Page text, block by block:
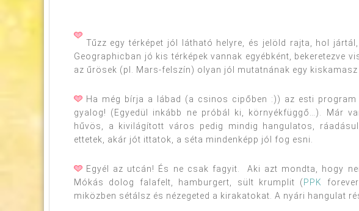
Tűzz egy térképet jól látható helyre, és jelöld rajta, hol
Geographicban jó kis térképek vannak egyébként, bekeretezve
az űrösek (pl. Mars-felszín) olyan jól mutatnának egy
Ha még bírja a lábad (a csinos cipőben :)) az esti program
gyalog! (Egyedül inkább ne próbál ki, környékfüggő…). Már
hűvös, a kivilágított város pedig mindig hangulatos,
ettetek, akár jót ittatok, a séta mindenképp jól fog esni.
Egyél az utcán! És ne csak fagyit. Aki azt mondta, hogy
Mókás dolog falafelt, hamburgert, sült krumplit ( PPK
miközben sétálsz és nézegeted a kirakatokat. A nyári hangulat